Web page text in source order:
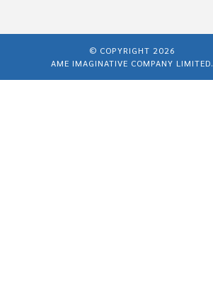
© COPYRIGHT 2026
AME IMAGINATIVE COMPANY LIMITED.